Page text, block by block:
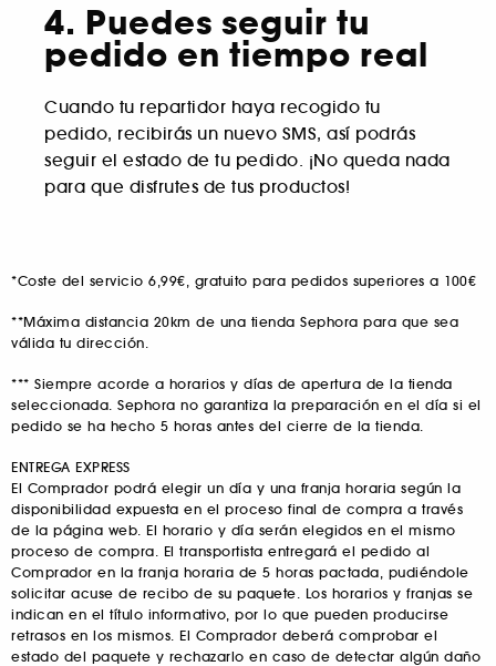
4. Puedes seguir tu
pedido en tiempo real
Cuando tu repartidor haya recogido tu
pedido, recibirás un nuevo SMS, así podrás
seguir el estado de tu pedido. ¡No queda nada
para que disfrutes de tus productos!
*Coste del servicio 6,99€, gratuito para pedidos superiores a 100€
**Máxima distancia 20km de una tienda Sephora para que sea
válida tu dirección.
*** Siempre acorde a horarios y días de apertura de la tienda
seleccionada. Sephora no garantiza la preparación en el día si el
pedido se ha hecho 5 horas antes del cierre de la tienda.
ENTREGA EXPRESS
El Comprador podrá elegir un día y una franja horaria según la
disponibilidad expuesta en el proceso final de compra a través
de la página web. El horario y día serán elegidos en el mismo
proceso de compra. El transportista entregará el pedido al
Comprador en la franja horaria de 5 horas pactada, pudiéndole
solicitar acuse de recibo de su paquete. Los horarios y franjas se
indican en el título informativo, por lo que pueden producirse
retrasos en los mismos. El Comprador deberá comprobar el
estado del paquete y rechazarlo en caso de detectar algún daño